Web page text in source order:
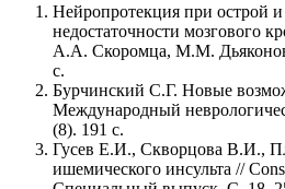
Нейропротекция при острой
недостаточности мозгового
А.А. Скоромца, М.М.
с.
Бурчинский С.Г. Новые
Международный
(8). 191 с.
Гусев Е.И., Скворцова В.И.,
ишемического инсульта //